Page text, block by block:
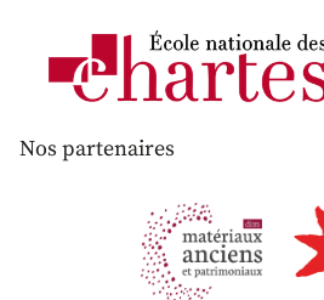
Nos partenaires